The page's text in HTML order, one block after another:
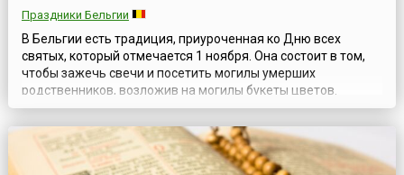
Праздники Бельгии
В Бельгии есть традиция, приуроченная ко Дню всех
святых, который отмечается 1 ноября. Она состоит в том,
чтобы зажечь свечи и посетить могилы умерших
родственников, возложив на могилы букеты цветов.
Праздник Всех святых был введен в начале 7 века папой
Бонифацием IV в честь тех святых, у кого нет собственного
праздника. В этот день поминают всех святых, как
канонизированных официально, так и ...